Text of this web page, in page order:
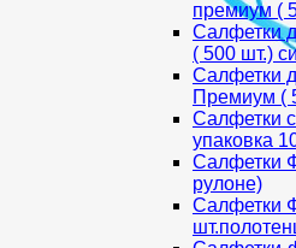
премиум (
Салфетки
( 500 шт.)
Салфетки
Премиум (
Салфетки
упаковка
Салфетки
рулоне)
Салфетки